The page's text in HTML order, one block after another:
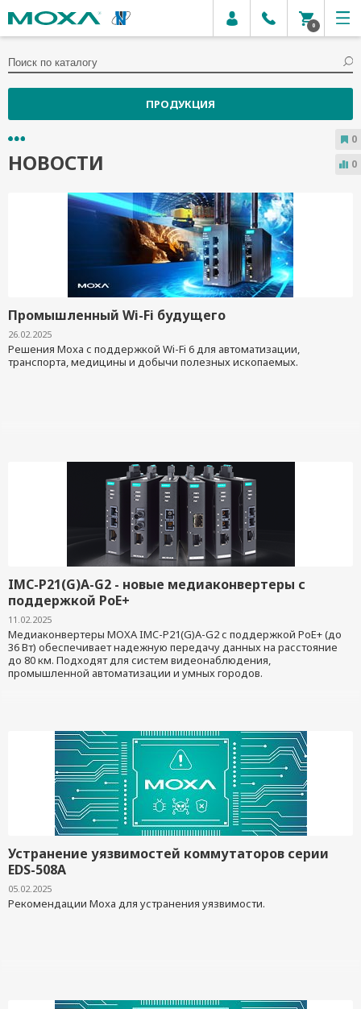
0
ПРОДУКЦИЯ
НОВОСТИ
Промышленный Wi-Fi будущего
26.02.2025
Решения Moxa с поддержкой Wi-Fi 6 для автоматизации,
транспорта, медицины и добычи полезных ископаемых.
IMC-P21(G)A-G2 - новые медиаконвертеры с
поддержкой PoE+
11.02.2025
Медиаконвертеры MOXA IMC-P21(G)A-G2 с поддержкой PoE+ (до
36 Вт) обеспечивает надежную передачу данных на расстояние
до 80 км. Подходят для систем видеонаблюдения,
промышленной автоматизации и умных городов.
Устранение уязвимостей коммутаторов серии
EDS-508A
05.02.2025
Рекомендации Moxa для устранения уязвимости.
0
0